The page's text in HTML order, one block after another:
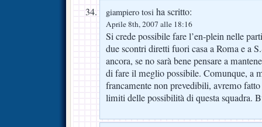
giampiero tosi ha scritto:
Aprile 8th, 2007 alle 18:16
Si crede possibile fare l’en-plein nelle
due scontri diretti fuori casa a Roma e a
ancora, se no sarà bene pensare a
di fare il meglio possibile. Comunque, a
francamente non prevedibili, avremo
limiti delle possibilità di questa squadra.